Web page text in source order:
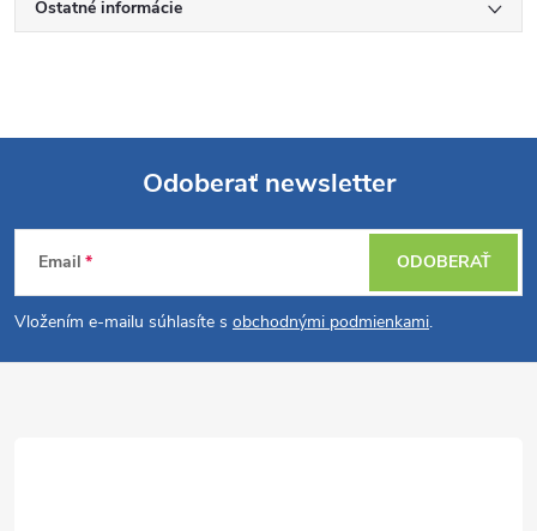
Ostatné informácie
Z
á
p
Odoberať newsletter
Email
Vložením e-mailu súhlasíte s obchodnými podmienkami.
ODOBERAŤ